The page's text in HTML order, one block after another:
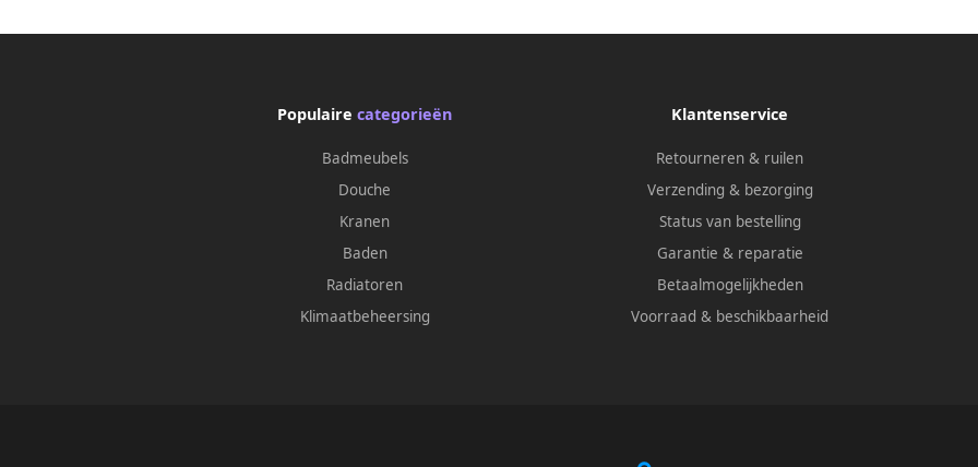
Populaire categorieën
Badmeubels
Douche
Kranen
Baden
Radiatoren
Klimaatbeheersing
Klantenservice
Retourneren & ruilen
Verzending & bezorging
Status van bestelling
Garantie & reparatie
Betaalmogelijkheden
Voorraad & beschikbaarheid